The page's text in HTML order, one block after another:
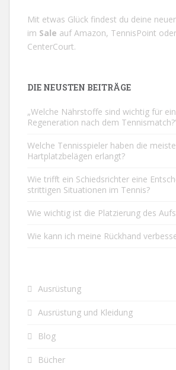
Mit etwas Glück findest du deine
im Sale aufAmazon, TennisPoint
CenterCourt.
DIE NEUSTEN BEITRÄGE
„Welche Nährstoffe sind wichtig für
Regeneration nach dem
Welche Tennisspieler haben die
Hartplatzbelägen erlangt?
Wie trifft ein Schiedsrichter eine
strittigen Situationen im Tennis?
Wie wichtig ist die Platzierung des
Wie kann ich meine Rückhand
Ausrüstung
Ausrüstung und Kleidung
Blog
Bücher